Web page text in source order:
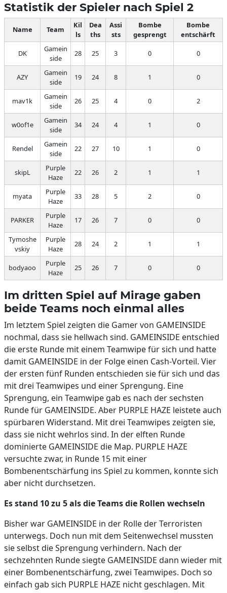
Statistik der Spieler nach Spiel 2
Name Team
Kil
ls
Dea
ths
Assi
sts
Bombe
gesprengt
Bombe
entschärft
DK
Gamein
side
28 25 3 0 0
AZY
Gamein
side
19 24 8 1 0
mav1k
Gamein
side
26 25 4 0 2
w0of1e
Gamein
side
34 24 4 1 0
Rendel
Gamein
side
22 27 10 1 0
skipL
Purple
Haze
22 26 2 1 1
myata
Purple
Haze
33 28 5 2 0
PARKER
Purple
Haze
17 26 7 0 0
Tymoshe
vskiy
Purple
Haze
28 24 2 1 1
bodyaoo
Purple
Haze
25 26 7 0 0
Im dritten Spiel auf Mirage gaben
beide Teams noch einmal alles
Im letztem Spiel zeigten die Gamer von GAMEINSIDE
nochmal, dass sie hellwach sind. GAMEINSIDE entschied
die erste Runde mit einem Teamwipe für sich und hatte
damit GAMEINSIDE in der Folge einen Cash-Vorteil. Vier
der ersten fünf Runden entschieden sie für sich und das
mit drei Teamwipes und einer Sprengung. Eine
Sprengung, ein Teamwipe gab es nach der sechsten
Runde für GAMEINSIDE. Aber PURPLE HAZE leistete auch
spürbaren Widerstand. Mit drei Teamwipes zeigten sie,
dass sie nicht wehrlos sind. In der elften Runde
dominierte GAMEINSIDE die Map. PURPLE HAZE
versuchte zwar, in Runde 15 mit einer
Bombenentschärfung ins Spiel zu kommen, konnte sich
aber nicht durchsetzen.
Es stand 10 zu 5 als die Teams die Rollen wechseln
Bisher war GAMEINSIDE in der Rolle der Terroristen
unterwegs. Doch nun mit dem Seitenwechsel mussten
sie selbst die Sprengung verhindern. Nach der
sechzehnten Runde siegte GAMEINSIDE dann wieder mit
einer Bombenentschärfung, zwei Teamwipes. Doch so
einfach gab sich PURPLE HAZE nicht geschlagen. Mit